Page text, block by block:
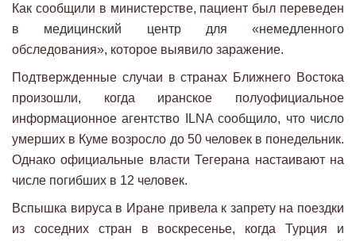
Как сообщили в министерстве, пациент был переведен
в медицинский центр для «немедленного
обследования», которое выявило заражение.
Подтвержденные случаи в странах Ближнего Востока
произошли, когда иранское полуофициальное
информационное агентство ILNA сообщило, что число
умерших в Куме возросло до 50 человек в понедельник.
Однако официальные власти Тегерана настаивают на
числе погибших в 12 человек.
Вспышка вируса в Иране привела к запрету на поездки
из соседних стран в воскресенье, когда Турция и